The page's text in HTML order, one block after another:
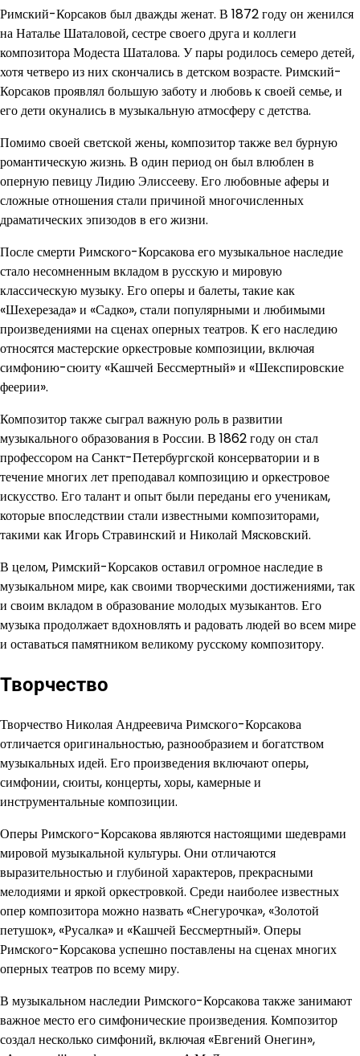
Римский-Корсаков был дважды женат. В 1872 году он женился
на Наталье Шаталовой, сестре своего друга и коллеги
композитора Модеста Шаталова. У пары родилось семеро детей,
хотя четверо из них скончались в детском возрасте. Римский-
Корсаков проявлял большую заботу и любовь к своей семье, и
его дети окунались в музыкальную атмосферу с детства.
Помимо своей светской жены, композитор также вел бурную
романтическую жизнь. В один период он был влюблен в
оперную певицу Лидию Элиссееву. Его любовные аферы и
сложные отношения стали причиной многочисленных
драматических эпизодов в его жизни.
После смерти Римского-Корсакова его музыкальное наследие
стало несомненным вкладом в русскую и мировую
классическую музыку. Его оперы и балеты, такие как
«Шехерезада» и «Садко», стали популярными и любимыми
произведениями на сценах оперных театров. К его наследию
относятся мастерские оркестровые композиции, включая
симфонию-сюиту «Кашчей Бессмертный» и «Шекспировские
феерии».
Композитор также сыграл важную роль в развитии
музыкального образования в России. В 1862 году он стал
профессором на Санкт-Петербургской консерватории и в
течение многих лет преподавал композицию и оркестровое
искусство. Его талант и опыт были переданы его ученикам,
которые впоследствии стали известными композиторами,
такими как Игорь Стравинский и Николай Мясковский.
В целом, Римский-Корсаков оставил огромное наследие в
музыкальном мире, как своими творческими достижениями, так
и своим вкладом в образование молодых музыкантов. Его
музыка продолжает вдохновлять и радовать людей во всем мире
и оставаться памятником великому русскому композитору.
Творчество
Творчество Николая Андреевича Римского-Корсакова
отличается оригинальностью, разнообразием и богатством
музыкальных идей. Его произведения включают оперы,
симфонии, сюиты, концерты, хоры, камерные и
инструментальные композиции.
Оперы Римского-Корсакова являются настоящими шедеврами
мировой музыкальной культуры. Они отличаются
выразительностью и глубиной характеров, прекрасными
мелодиями и яркой оркестровкой. Среди наиболее известных
опер композитора можно назвать «Снегурочка», «Золотой
петушок», «Русалка» и «Кашчей Бессмертный». Оперы
Римского-Корсакова успешно поставлены на сценах многих
оперных театров по всему миру.
В музыкальном наследии Римского-Корсакова также занимают
важное место его симфонические произведения. Композитор
создал несколько симфоний, включая «Евгений Онегин»,